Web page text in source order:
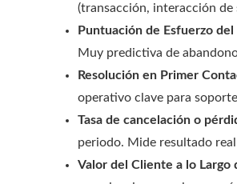
(transacción, interacción de
Puntuación de Esfuerzo del
Muy predictiva de
Resolución en Primer
operativo clave para
Tasa de cancelación o
periodo. Mide resultado
Valor del Cliente a lo Largo